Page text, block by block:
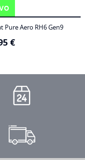
Pure Aero RH6 Gen9
€